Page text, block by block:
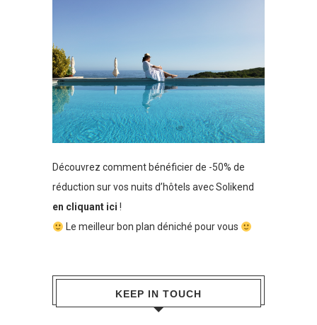
Découvrez comment bénéficier de -50% de
réduction sur vos nuits d’hôtels avec Solikend
en cliquant ici !
Le meilleur bon plan déniché pour vous
KEEP IN TOUCH